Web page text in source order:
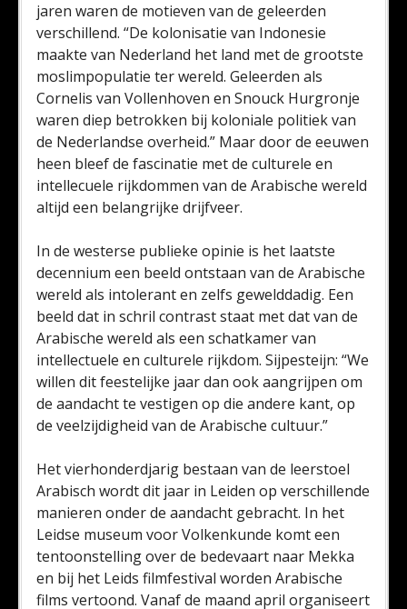
jaren waren de motieven van de geleerden
verschillend. “De kolonisatie van Indonesie
maakte van Nederland het land met de grootste
moslimpopulatie ter wereld. Geleerden als
Cornelis van Vollenhoven en Snouck Hurgronje
waren diep betrokken bij koloniale politiek van
de Nederlandse overheid.” Maar door de eeuwen
heen bleef de fascinatie met de culturele en
intellecuele rijkdommen van de Arabische wereld
altijd een belangrijke drijfveer.
In de westerse publieke opinie is het laatste
decennium een beeld ontstaan van de Arabische
wereld als intolerant en zelfs gewelddadig. Een
beeld dat in schril contrast staat met dat van de
Arabische wereld als een schatkamer van
intellectuele en culturele rijkdom. Sijpesteijn: “We
willen dit feestelijke jaar dan ook aangrijpen om
de aandacht te vestigen op die andere kant, op
de veelzijdigheid van de Arabische cultuur.”
Het vierhonderdjarig bestaan van de leerstoel
Arabisch wordt dit jaar in Leiden op verschillende
manieren onder de aandacht gebracht. In het
Leidse museum voor Volkenkunde komt een
tentoonstelling over de bedevaart naar Mekka
en bij het Leids filmfestival worden Arabische
films vertoond. Vanaf de maand april organiseert